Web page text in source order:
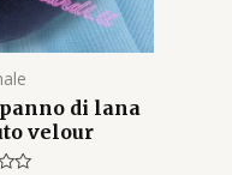
di lana
velour